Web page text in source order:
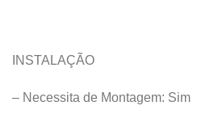
INSTALAÇÃO
– Necessita de Montagem: Sim